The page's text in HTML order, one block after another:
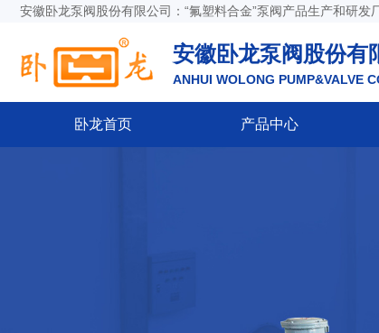
安徽卧龙泵阀股份有限公司：“氟塑料合金”泵阀产品生产和研发
安徽卧龙泵阀股份有
ANHUI WOLONG PUMP&VALVE
卧龙首页 产品中心